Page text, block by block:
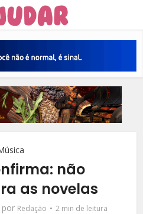
não
as novelas
por Redação 2 min de leitura